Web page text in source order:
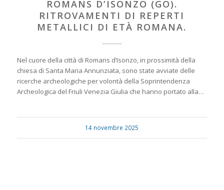
ROMANS D’ISONZO (GO).
RITROVAMENTI DI REPERTI
METALLICI DI ETÀ ROMANA.
Nel cuore della città di Romans d’Isonzo, in prossimità della
chiesa di Santa Maria Annunziata, sono state avviate delle
ricerche archeologiche per volontà della Soprintendenza
Archeologica del Friuli Venezia Giulia che hanno portato alla…
14 novembre 2025